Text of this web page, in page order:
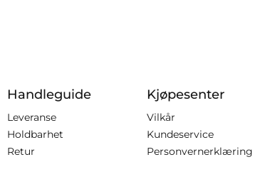
Handleguide
Leveranse
Holdbarhet
Retur
Kjøpesenter
Vilkår
Kundeservice
Personvernerklæring